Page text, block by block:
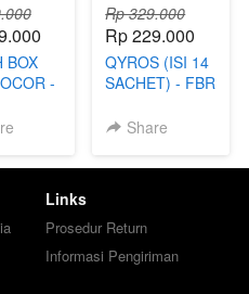
BOX
-
Rp 329.000
Rp 229.000
QYROS (ISI 14
SACHET) - FBR
Share
Links
Prosedur Return
Informasi Pengiriman